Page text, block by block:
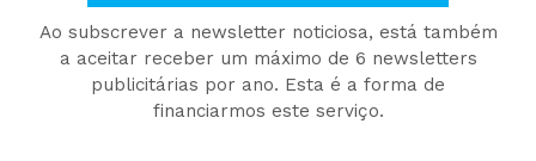
Ao subscrever a newsletter noticiosa, está também
a aceitar receber um máximo de 6 newsletters
publicitárias por ano. Esta é a forma de
financiarmos este serviço.